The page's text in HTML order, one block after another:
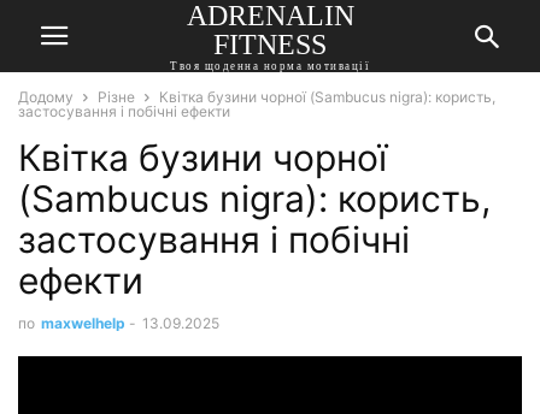
ADRENALIN
FITNESS
Твоя щоденна норма мотивації
Додому Різне
Квітка бузини чорної (Sambucus nigra): користь,
застосування і побічні ефекти
Квітка бузини чорної
(Sambucus nigra): користь,
застосування і побічні
ефекти
по maxwelhelp - 13.09.2025